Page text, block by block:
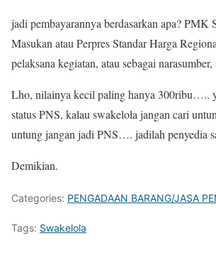
jadi pembayarannya berdasarkan apa? PMK
Masukan atau Perpres Standar Harga
pelaksana kegiatan, atau sebagai narasumber,
Lho, nilainya kecil paling hanya 300ribu…..
status PNS, kalau swakelola jangan cari
untung jangan jadi PNS…. jadilah penyedia
Demikian.
Categories: PENGADAAN BARANG/JASA
Tags: Swakelola